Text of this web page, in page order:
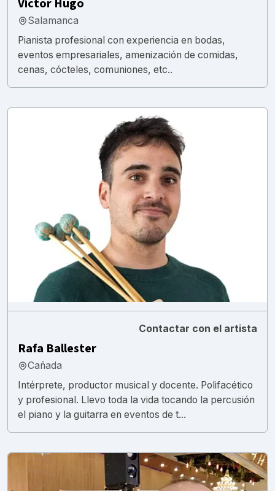
Víctor Hugo
Salamanca
Pianista profesional con experiencia en bodas,
eventos empresariales, amenización de comidas,
cenas, cócteles, comuniones, etc..
Contactar con el artista
Rafa Ballester
Cañada
Intérprete, productor musical y docente. Polifacético
y profesional. Llevo toda la vida tocando la percusión
el piano y la guitarra en eventos de t...